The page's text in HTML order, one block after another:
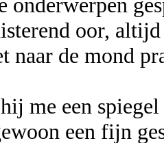
onderwerpen
oor, altijd
naar de mond
me een
een fijn